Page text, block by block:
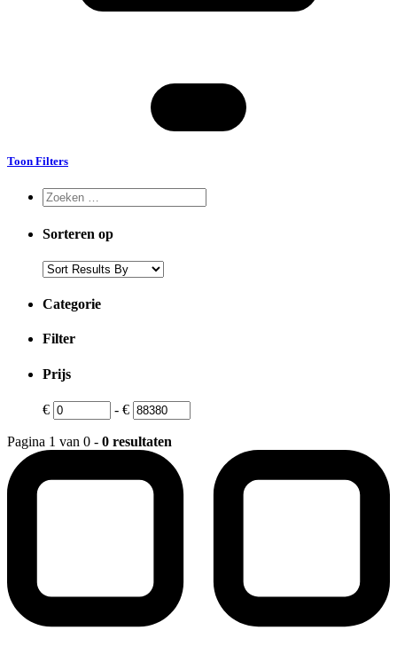
Toon Filters
Sorteren op
Categorie
Filter
Prijs
€ - €
Pagina 1 van 0 - 0 resultaten